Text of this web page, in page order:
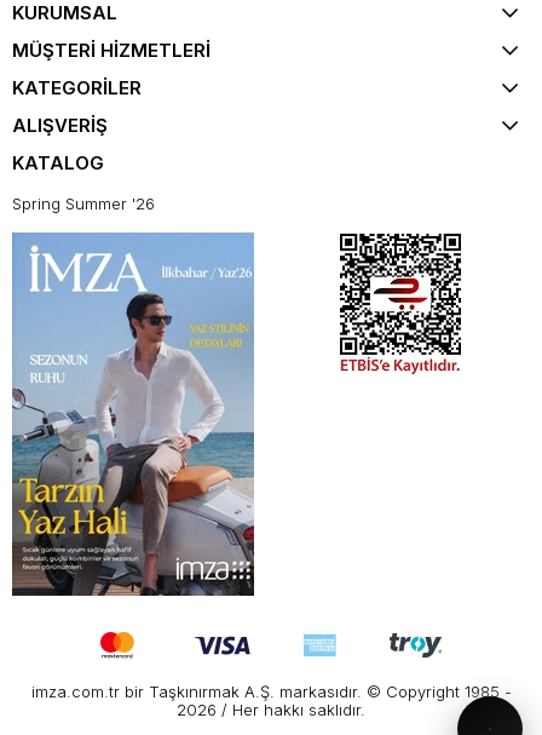
KURUMSAL
MÜŞTERİ HİZMETLERİ
KATEGORİLER
ALIŞVERİŞ
KATALOG
Spring Summer '26
imza.com.tr bir Taşkınırmak A.Ş. markasıdır. © Copyright 1985 -
2026 / Her hakkı saklıdır.